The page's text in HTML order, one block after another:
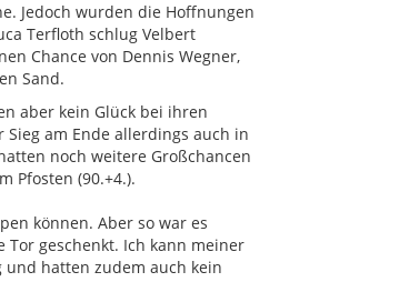
Jedoch wurden die Hoffnungen
Terfloth schlug Velbert
Chance von Dennis Wegner,
Sand.
aber kein Glück bei ihren
am Ende allerdings auch in
noch weitere Großchancen
Pfosten (90.+4.).
können. Aber so war es
geschenkt. Ich kann meiner
hatten zudem auch kein